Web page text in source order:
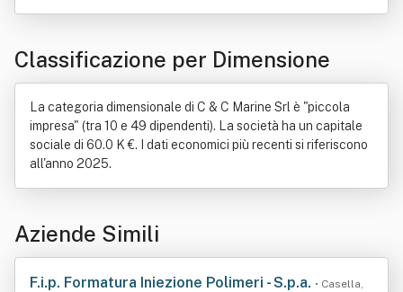
Classificazione per Dimensione
La categoria dimensionale di C & C Marine Srl è "piccola
impresa" (tra 10 e 49 dipendenti). La società ha un capitale
sociale di 60.0 K €. I dati economici più recenti si riferiscono
all'anno 2025.
Aziende Simili
F.i.p. Formatura Iniezione Polimeri - S.p.a. • Casella,